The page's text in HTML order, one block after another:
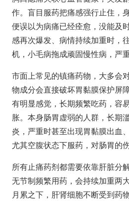
作。盲目服药把痛感强行止住，
便误以为病痛已经痊愈，没能及
感再次爆发、病情持续加重时，
机，小毛病拖成顽固慢性病，严
市面上常见的镇痛药物，大多会
物成分会直接破坏胃黏膜保护屏
有明显感觉，长期频繁吃药，容
胀。本身肠胃虚弱的人群，长期
炎，严重时甚至出现胃黏膜出血
尤其空腹状态下服药，对肠胃的
所有止痛药剂都需要依靠肝脏分
无节制频繁用药，会持续加重两
月累之下，肝肾细胞不断受到药